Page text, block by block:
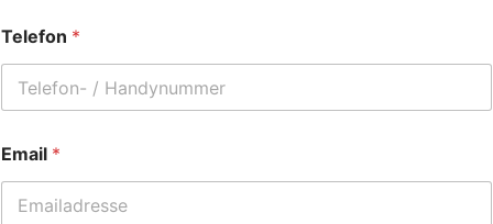
Telefon *
Email *